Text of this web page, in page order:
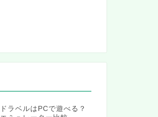
ドラベルはPCで遊べる？